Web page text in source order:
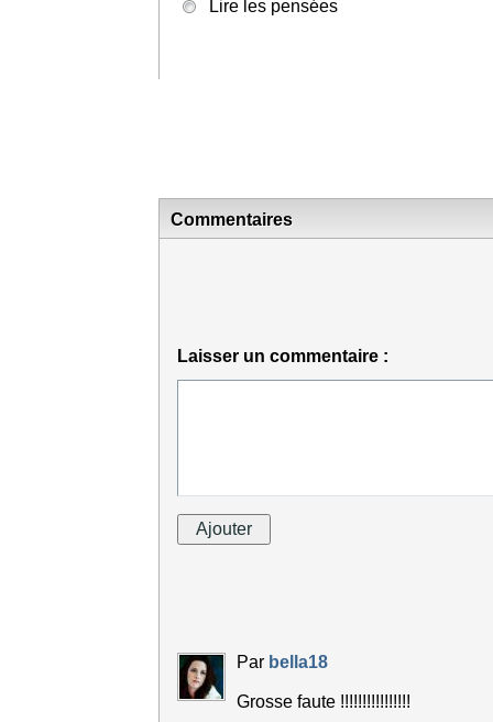
Lire les pensées
Commentaires
Laisser un commentaire :
Par bella18
Grosse faute !!!!!!!!!!!!!!!!